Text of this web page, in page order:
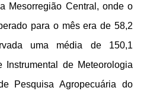
Mesorregião Central, onde o
para o mês era de 58,2
uma média de 150,1
Instrumental de Meteorologia
Pesquisa Agropecuária do